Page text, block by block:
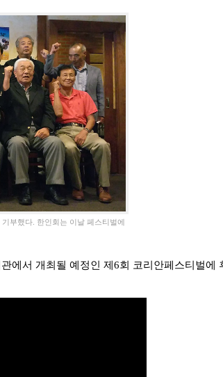
부했다. 한인회는 이날 페스티벌에
에서 개최될 예정인 제6회 코리안페스티벌에